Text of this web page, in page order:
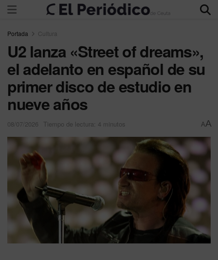
Portada Cultura
U2 lanza «Street of dreams»,
el adelanto en español de su
primer disco de estudio en
nueve años
08/07/2026 Tiempo de lectura: 4 minutos AA